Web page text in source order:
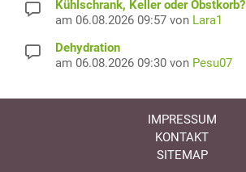
Kühlschrank, Keller oder Obstkorb?
am 06.08.2026 09:57 von Lara1
Dehydration
am 06.08.2026 09:30 von Pesu07
IMPRESSUM
KONTAKT
SITEMAP